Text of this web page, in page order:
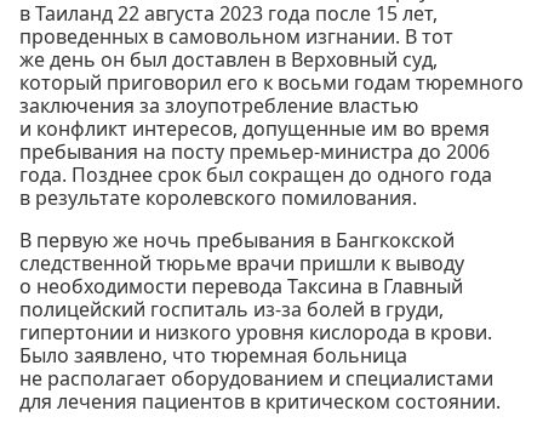
в Таиланд 22 августа 2023 года после 15 лет,
проведенных в самовольном изгнании. В тот
же день он был доставлен в Верховный суд,
который приговорил его к восьми годам тюремного
заключения за злоупотребление властью
и конфликт интересов, допущенные им во время
пребывания на посту премьер-министра до 2006
года. Позднее срок был сокращен до одного года
в результате королевского помилования.
В первую же ночь пребывания в Бангкокской
следственной тюрьме врачи пришли к выводу
о необходимости перевода Таксина в Главный
полицейский госпиталь из-за болей в груди,
гипертонии и низкого уровня кислорода в крови.
Было заявлено, что тюремная больница
не располагает оборудованием и специалистами
для лечения пациентов в критическом состоянии.